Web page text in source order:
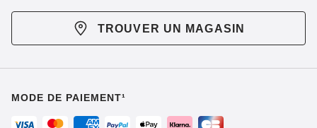
TROUVER UN MAGASIN
MODE DE PAIEMENT¹